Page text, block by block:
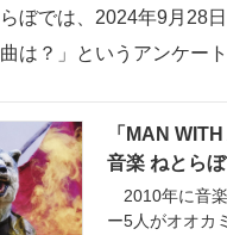
ぼでは、2024年9月28
は？」というアンケー
「MAN
音楽 ねとら
2010年に音楽
ー5人がオオカ